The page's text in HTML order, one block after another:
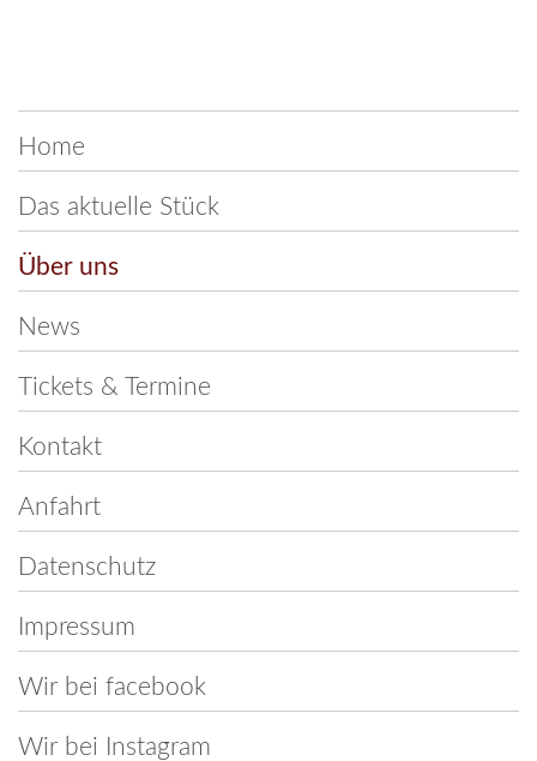
überspringen
Home
Das aktuelle Stück
Über uns
News
Tickets & Termine
Kontakt
Anfahrt
Datenschutz
Impressum
Wir bei facebook
Wir bei Instagram